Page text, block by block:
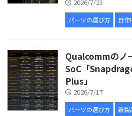
2026/7/23
パーツの選び方 自作
Qualcommのノ
SoC「
Plus」
2026/7/17
パーツの選び方 新製